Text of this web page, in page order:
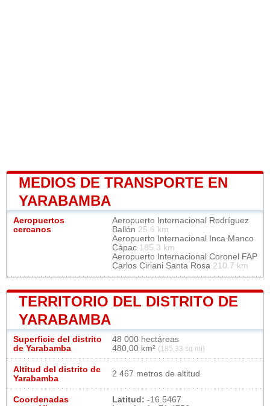
MEDIOS DE TRANSPORTE EN
YARABAMBA
Aeropuertos
cercanos
Aeropuerto Internacional Rodríguez
Ballón 25.6 km
Aeropuerto Internacional Inca Manco
Cápac 185.3 km
Aeropuerto Internacional Coronel FAP
Carlos Ciriani Santa Rosa 210.7 km
TERRITORIO DEL DISTRITO DE
YARABAMBA
Superficie del distrito
de Yarabamba
48 000 hectáreas
480,00 km² (185,33 sq mi)
Altitud del distrito de
Yarabamba
2 467 metros de altitud
Coordenadas
Latitud: -16.5467